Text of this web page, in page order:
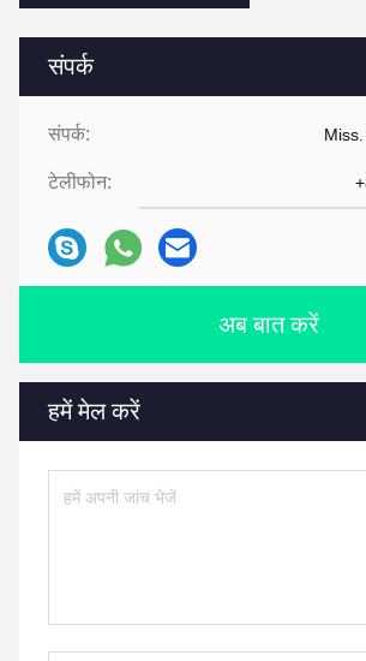
संपर्क
संपर्क:
टेलीफोन:
अब बात करें
हमें मेल करें